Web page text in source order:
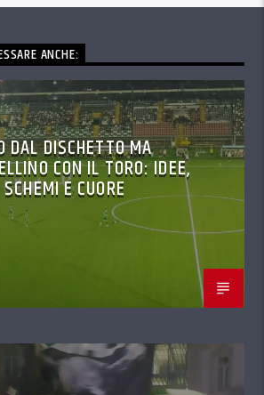
ANCHE:
DAL DISCHETTO MA
CON IL TORO: IDEE,
SCHEMI E CUORE